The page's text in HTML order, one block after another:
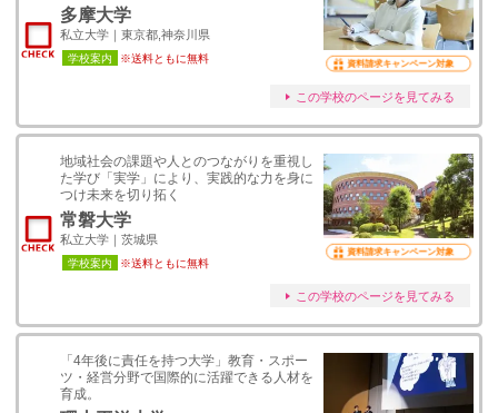
多摩大学
私立大学｜東京都,神奈川県
学校案内 ※送料ともに無料 資料請求キャンペーン対象
この学校のページを見てみる
地域社会の課題や人とのつながりを重視し
た学び「実学」により、実践的な力を身に
つけ未来を切り拓く
常磐大学
私立大学｜茨城県
学校案内 ※送料ともに無料
資料請求キャンペーン対象
この学校のページを見てみる
「4年後に責任を持つ大学」教育・スポー
ツ・経営分野で国際的に活躍できる人材を
育成。